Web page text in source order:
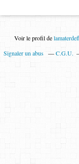
Voir le profil de
Signaler un abus
C.G.U.